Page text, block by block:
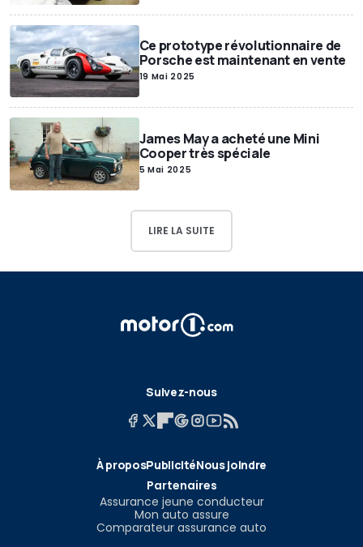
Ce prototype révolutionnaire de
Porsche est maintenant en vente
19 Mai 2025
James May a acheté une Mini
Cooper très spéciale
5 Mai 2025
LIRE LA SUITE
Suivez-nous
À proposPublicitéNous joindre
Partenaires
Assurance jeune conducteur
Mon auto assure
Comparateur assurance auto